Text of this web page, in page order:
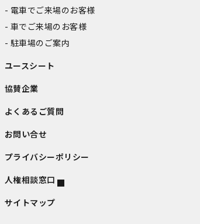
電車でご来場のお客様
車でご来場のお客様
駐車場のご案内
ユースシート
協賛企業
よくあるご質問
お問い合せ
プライバシーポリシー
人権相談窓口
サイトマップ